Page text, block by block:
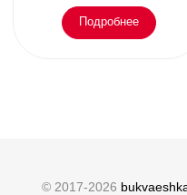
Подробнее
© 2017-2026